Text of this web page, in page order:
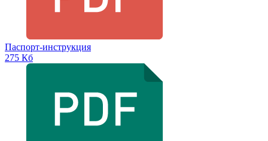
Паспорт-инструкция
275 Кб